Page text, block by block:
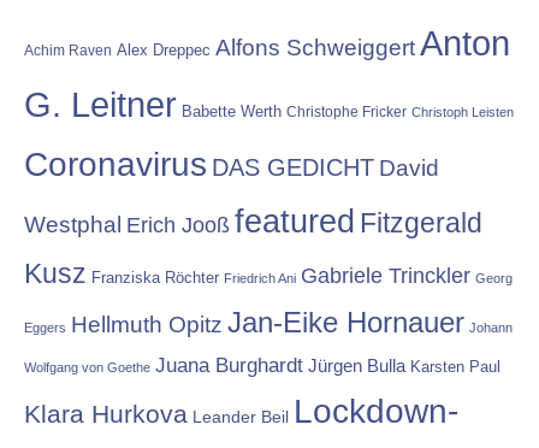
Achim Raven Alex Dreppec Alfons Schweiggert Anton
G. Leitner Babette Werth Christophe Fricker Christoph Leisten
Coronavirus DAS GEDICHT David
Westphal Erich Jooß featured Fitzgerald
Kusz Franziska Röchter Friedrich Ani Gabriele Trinckler Georg
Eggers Hellmuth Opitz Jan-Eike Hornauer Johann
Wolfgang von Goethe Juana Burghardt Jürgen Bulla Karsten Paul
Klara Hurkova Leander Beil Lockdown-